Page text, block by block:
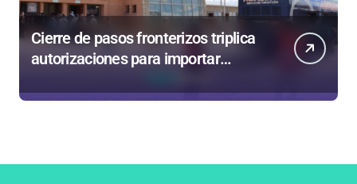
Cierre de pasos fronterizos triplica
autorizaciones para importar